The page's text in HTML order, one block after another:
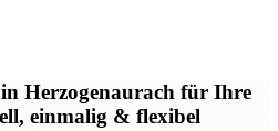
Herzogenaurach für Ihre
einmalig & flexibel